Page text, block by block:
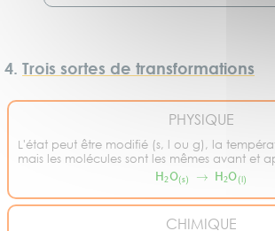
4. Trois sortes de transformations
PHYSIQUE
L'état peut être modifié (s, l ou g), la
mais les molécules sont les mêmes avant et
H O H 2O
CHIMIQUE